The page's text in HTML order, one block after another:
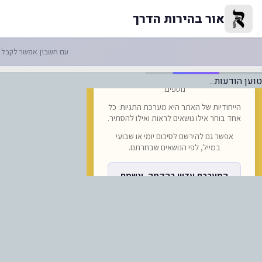
נתי קאליש: בשורה משמחת:
אור בהירות הדרך
עם חשבון אפשר לקבל
טוען הודעות...